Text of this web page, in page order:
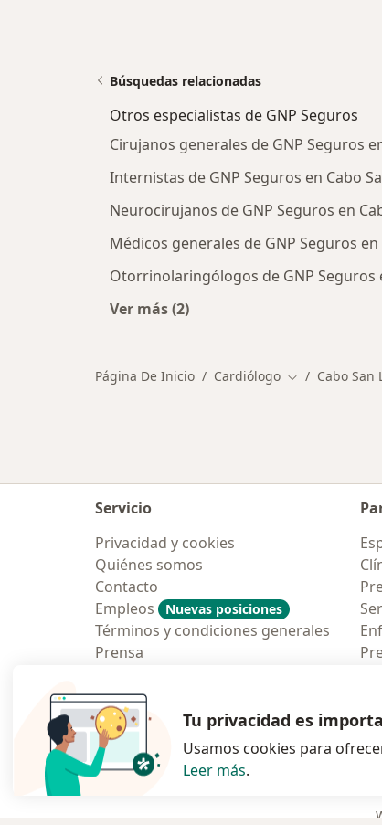
Búsquedas relacionadas
Otros especialistas de GNP Seguros
Cirujanos generales de GNP Seguros
Internistas de GNP Seguros en Cabo
Neurocirujanos de GNP Seguros en
Médicos generales de GNP Seguros en
Otorrinolaringólogos de GNP Seguros
Ver más (2)
Página De Inicio Cardiólogo Cambiar de
Cabo San
Servicio
Privacidad y cookies
Quiénes somos
Contacto
Empleos
Nuevas posiciones
Términos y condiciones generales
Prensa
Polska
Tu privacidad es
Usamos cookies para
Leer más.